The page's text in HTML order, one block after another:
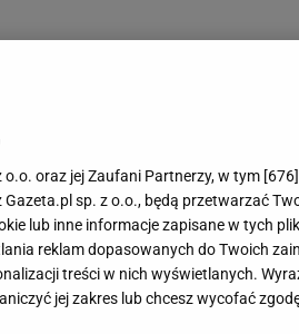
o.o. oraz jej Zaufani Partnerzy, w tym [676
sp. z o.o., będą przetwarzać
lub inne informacje zapisane w tych
reklam dopasowanych do Twoich
treści w nich wyświetlanych.
jej zakres lub chcesz wycofać